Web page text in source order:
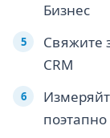
Бизнес
Свяжите
CRM
поэтапно